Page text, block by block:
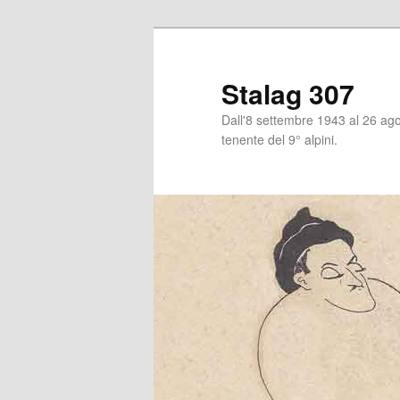
Stalag 307
Dall'8 settembre 1943 al 26
tenente del 9° alpini.